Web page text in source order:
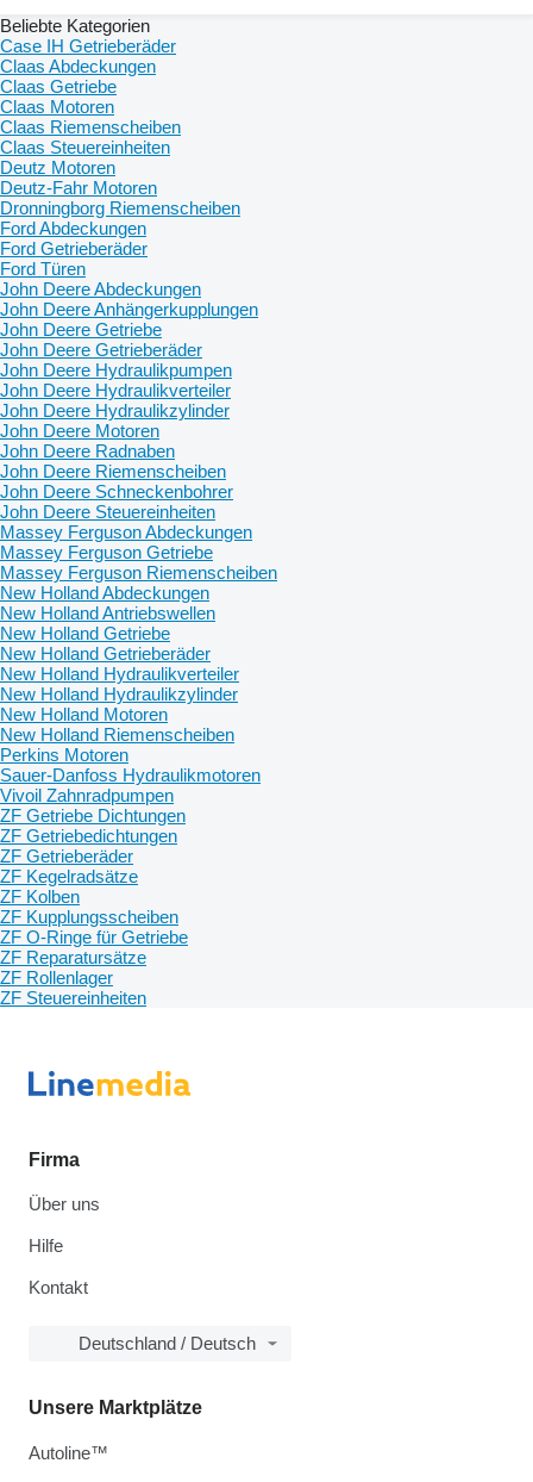
Beliebte Kategorien
Case IH Getrieberäder
Claas Abdeckungen
Claas Getriebe
Claas Motoren
Claas Riemenscheiben
Claas Steuereinheiten
Deutz Motoren
Deutz-Fahr Motoren
Dronningborg Riemenscheiben
Ford Abdeckungen
Ford Getrieberäder
Ford Türen
John Deere Abdeckungen
John Deere Anhängerkupplungen
John Deere Getriebe
John Deere Getrieberäder
John Deere Hydraulikpumpen
John Deere Hydraulikverteiler
John Deere Hydraulikzylinder
John Deere Motoren
John Deere Radnaben
John Deere Riemenscheiben
John Deere Schneckenbohrer
John Deere Steuereinheiten
Massey Ferguson Abdeckungen
Massey Ferguson Getriebe
Massey Ferguson Riemenscheiben
New Holland Abdeckungen
New Holland Antriebswellen
New Holland Getriebe
New Holland Getrieberäder
New Holland Hydraulikverteiler
New Holland Hydraulikzylinder
New Holland Motoren
New Holland Riemenscheiben
Perkins Motoren
Sauer-Danfoss Hydraulikmotoren
Vivoil Zahnradpumpen
ZF Getriebe Dichtungen
ZF Getriebedichtungen
ZF Getrieberäder
ZF Kegelradsätze
ZF Kolben
ZF Kupplungsscheiben
ZF O-Ringe für Getriebe
ZF Reparatursätze
ZF Rollenlager
ZF Steuereinheiten
Firma
Über uns
Hilfe
Kontakt
Deutschland / Deutsch
Unsere Marktplätze
Autoline™